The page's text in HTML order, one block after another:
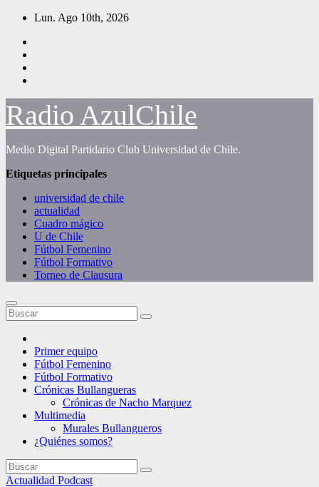
Saltar
contenido
Lun. Ago 10th, 2026
Radio AzulChile
Medio Digital Partidario Club Universidad de Chile.
Etiquetas principales
universidad de chile
actualidad
Cuadro mágico
U de Chile
Fútbol Femenino
Fútbol Formativo
Torneo de Clausura
Primer equipo
Fútbol Femenino
Fútbol Formativo
Crónicas Bullangueras
Crónicas de Nacho Marquez
Multimedia
Murales Bullangueros
¿Quiénes somos?
Actualidad Podcast